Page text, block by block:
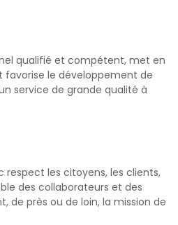
qualifié et compétent, met en
le développement de
service de grande qualité à
respect les citoyens, les clients,
des collaborateurs et des
de près ou de loin, la mission de